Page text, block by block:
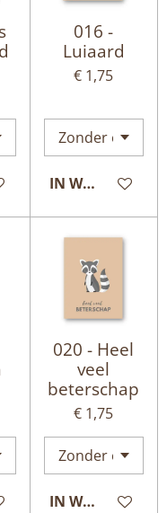
016 -
Luiaard
€ 1,75
IN
020 - Heel
veel
beterschap
€ 1,75
IN